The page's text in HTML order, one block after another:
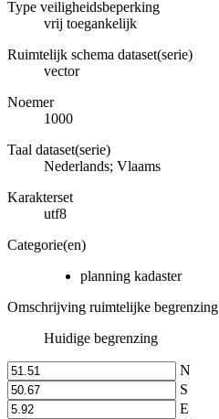
Type veiligheidsbeperking
vrij toegankelijk
Ruimtelijk schema dataset(serie)
vector
Noemer
1000
Taal dataset(serie)
Nederlands; Vlaams
Karakterset
utf8
Categorie(en)
planning kadaster
Omschrijving ruimtelijke begrenzing
Huidige begrenzing
N
S
E